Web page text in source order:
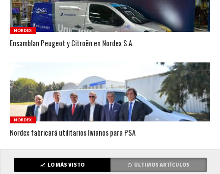
NORDEX
Ensamblan Peugeot y Citroën en Nordex S.A.
NORDEX
Nordex fabricará utilitarios livianos para PSA
LO MÁS VISTO ÚLTIMOS ARTÍCULOS